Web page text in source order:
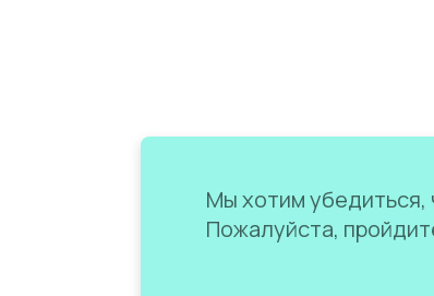
Мы хотим убедиться,
Пожалуйста,